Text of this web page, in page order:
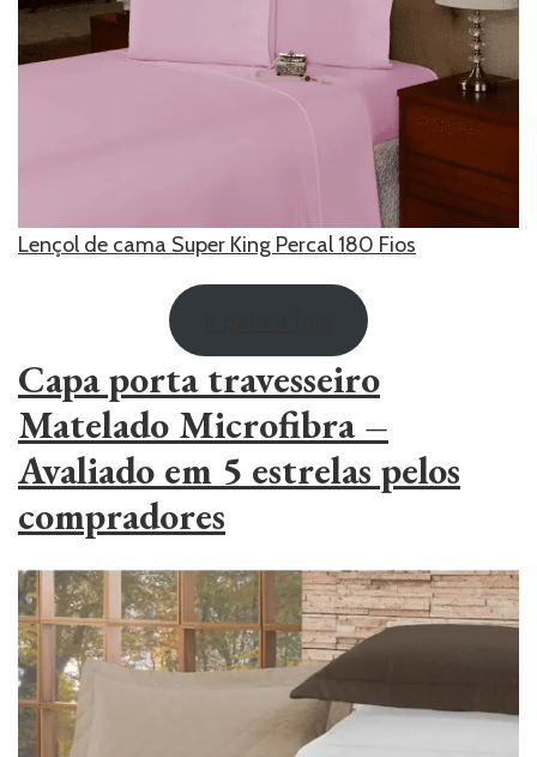
Lençol de cama Super King Percal 180 Fios
Capa porta travesseiro
Matelado Microfibra –
Avaliado em 5 estrelas pelos
compradores